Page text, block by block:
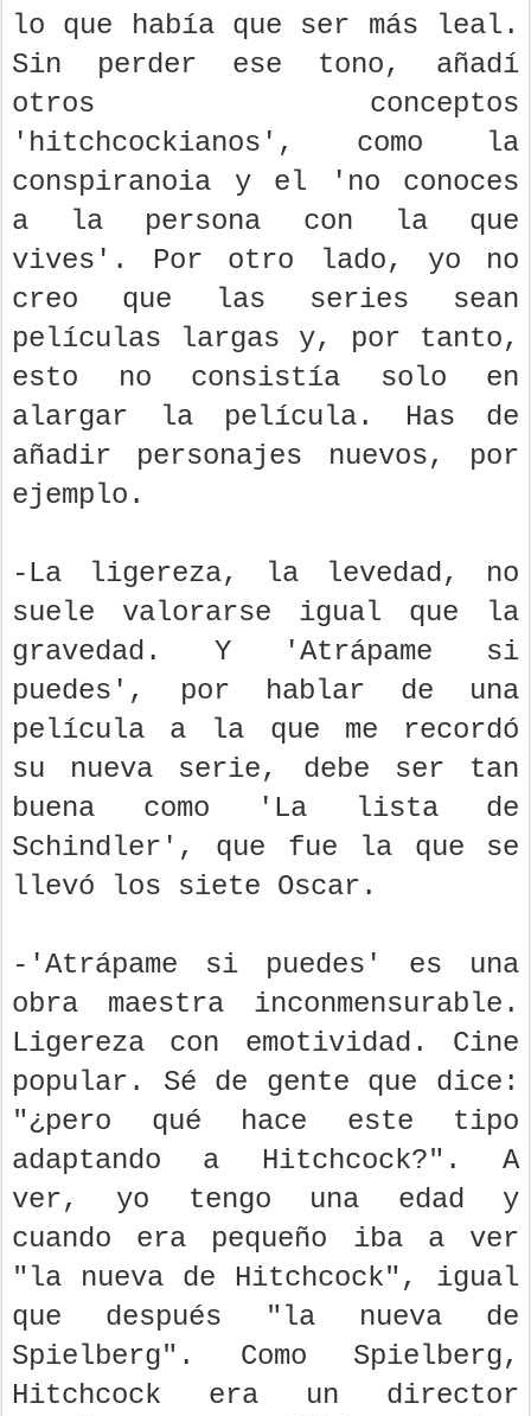
lo que había que ser más leal.
Sin perder ese tono, añadí
otros conceptos
'hitchcockianos', como la
conspiranoia y el 'no conoces
a la persona con la que
vives'. Por otro lado, yo no
creo que las series sean
películas largas y, por tanto,
esto no consistía solo en
alargar la película. Has de
añadir personajes nuevos, por
ejemplo.
-La ligereza, la levedad, no
suele valorarse igual que la
gravedad. Y 'Atrápame si
puedes', por hablar de una
película a la que me recordó
su nueva serie, debe ser tan
buena como 'La lista de
Schindler', que fue la que se
llevó los siete Oscar.
-'Atrápame si puedes' es una
obra maestra inconmensurable.
Ligereza con emotividad. Cine
popular. Sé de gente que dice:
"¿pero qué hace este tipo
adaptando a Hitchcock?". A
ver, yo tengo una edad y
cuando era pequeño iba a ver
"la nueva de Hitchcock", igual
que después "la nueva de
Spielberg". Como Spielberg,
Hitchcock era un director